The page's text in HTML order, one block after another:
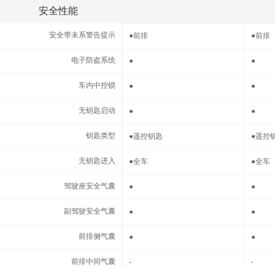
安全性能
安全带未系警告提示 ●前排 ●前排
电子防盗系统 ● ●
车内中控锁 ● ●
无钥匙启动 ● ●
钥匙类型 ●遥控钥匙 ●遥控
无钥匙进入 ●全车 ●全车
驾驶座安全气囊 ● ●
副驾驶安全气囊 ● ●
前排侧气囊 ● ●
前排中间气囊 - -
安全性能
安全带未系警告提示
电子防盗系统
车内中控锁
无钥匙启动
钥匙类型
无钥匙进入
驾驶座安全气囊
副驾驶安全气囊
前排侧气囊
前排中间气囊